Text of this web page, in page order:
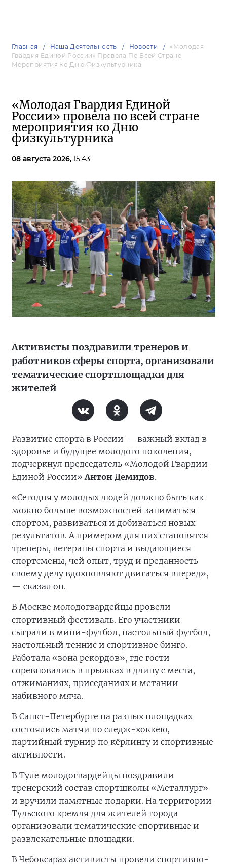
Главная Наша Деятельность Новости
«Молодая
Гвардия Единой России» Провела По Всей Стране
Мероприятия Ко Дню Физкультурника
«Молодая Гвардия Единой
России» провела по всей стране
мероприятия ко Дню
физкультурника
08 августа 2026, 15:43
Активисты поздравили тренеров и
работников сферы спорта, организовали
тематические спортплощадки для
жителей
Развитие спорта в России — важный вклад в
здоровье и будущее молодого поколения,
подчеркнул председатель «Молодой Гвардии
Единой России»Антон Демидов.
«Сегодня у молодых людей должно быть как
можно больше возможностей заниматься
спортом, развиваться и добиваться новых
результатов. А примером для них становятся
тренеры, ветераны спорта и выдающиеся
спортсмены, чей опыт, труд и преданность
своему делу вдохновляют двигаться вперед»,
— сказал он.
В Москве молодогвардейцы провели
спортивный фестиваль. Его участники
сыграли в мини-футбол, настольный футбол,
настольный теннис и спортивное бинго.
Работала «зона рекордов», где гости
соревновались в прыжках в длину с места,
отжиманиях, приседаниях и метании
набивного мяча.
В Санкт-Петербурге на разных площадках
состоялись матчи по следж-хоккею,
партийный турнир по кёрлингу и спортивные
активности.
В Туле молодогвардейцы поздравили
тренерский состав спортшколы «Металлург»
и вручили памятные подарки. На территории
Тульского кремля для жителей города
организовали тематические спортивные и
развлекательные площадки.
В Чебоксарах активисты провели спортивно-